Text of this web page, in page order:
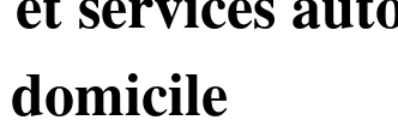
domicile